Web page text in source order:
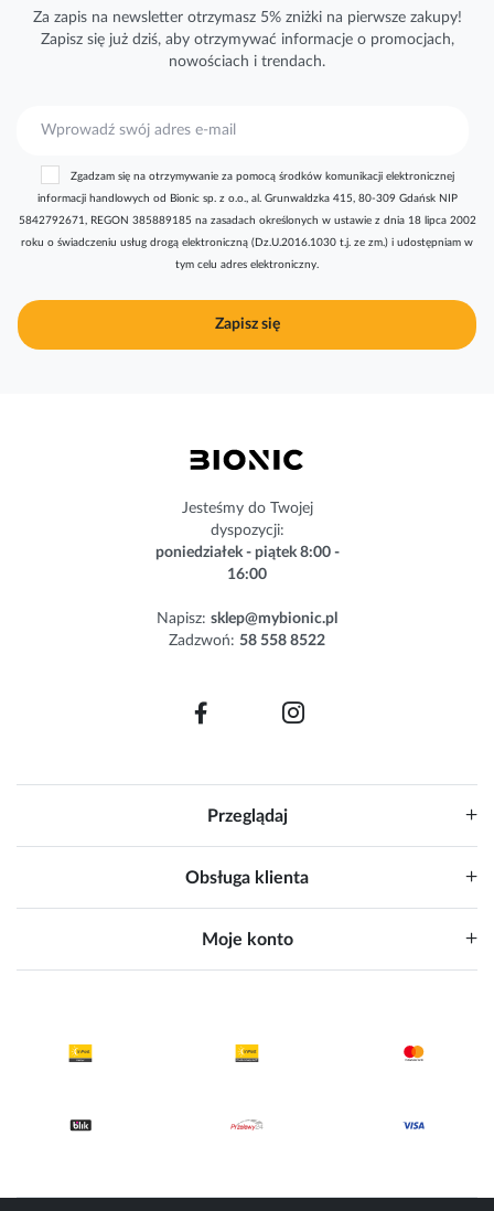
Za zapis na newsletter otrzymasz 5% zniżki na pierwsze zakupy!
Zapisz się już dziś, aby otrzymywać informacjeo promocjach,
nowościach i trendach.
r
y
j
n
Zapisz się
Zgadzam się na otrzymywanie za pomocą środków komunikacji elektronicznej
informacji handlowych od Bionic sp. z o.o., al. Grunwaldzka 415, 80-309 Gdańsk NIP
5842792671, REGON 385889185 na zasadach określonych w ustawie z dnia 18 lipca 2002
roku o świadczeniu usług drogą elektroniczną (Dz.U.2016.1030 t.j. ze zm.) i udostępniam w
tym celu adres elektroniczny.
Jesteśmy do Twojej
dyspozycji:
poniedziałek - piątek 8:00 -
16:00
Napisz: sklep@mybionic.pl
Zadzwoń: 58 558 8522
Przeglądaj
Obsługa klienta
Moje konto